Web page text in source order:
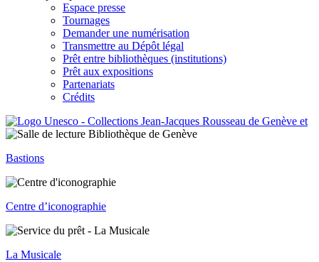
Espace presse
Tournages
Demander une numérisation
Transmettre au Dépôt légal
Prêt entre bibliothèques (institutions)
Prêt aux expositions
Partenariats
Crédits
Bastions
Centre d’iconographie
La Musicale